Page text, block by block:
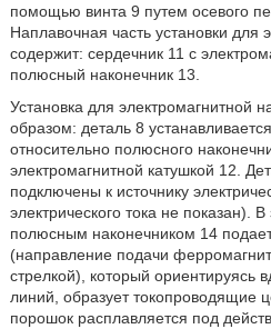
помощью винта 9 путем осевого
Наплавочная часть установки для
содержит: сердечник 11 с
полюсный наконечник 13.
Установка для электромагнитной
образом: деталь 8
относительно полюсного
электромагнитной катушкой 12.
подключены к источнику
электрического тока не показан).
полюсным наконечником 14
(направление подачи
стрелкой), который ориентируясь
линий, образует токопроводящие
порошок расплавляется под